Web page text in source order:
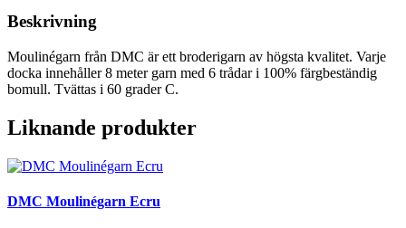
Beskrivning
Moulinégarn från DMC är ett broderigarn av högsta kvalitet. Varje
docka innehåller 8 meter garn med 6 trådar i 100% färgbeständig
bomull. Tvättas i 60 grader C.
Liknande produkter
DMC Moulinégarn Ecru